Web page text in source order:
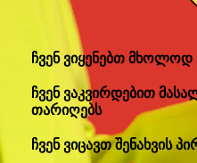
ჩვენ ვიყენებთ
ჩვენ ვაკვირდებით
თარიღებს
ჩვენ ვიცავთ შენახვის